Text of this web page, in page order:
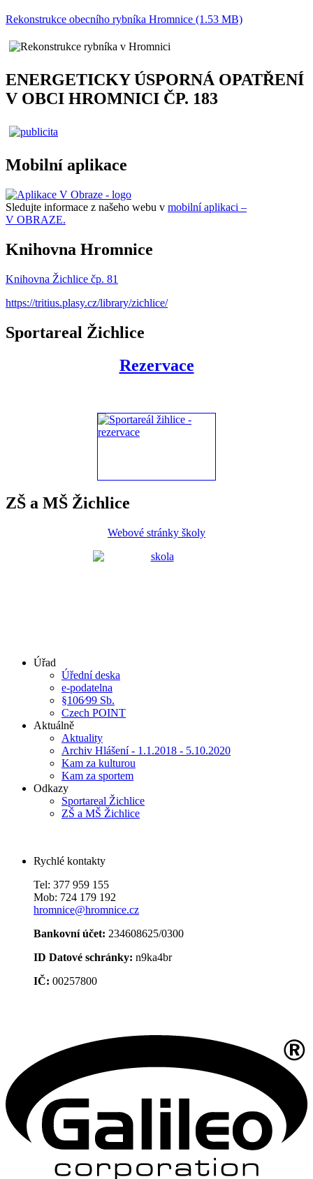
Rekonstrukce obecního rybníka Hromnice (1.53 MB)
ENERGETICKY ÚSPORNÁ OPATŘENÍ
V OBCI HROMNICI ČP. 183
Mobilní aplikace
Sledujte informace z našeho webu v mobilní aplikaci –
V OBRAZE.
Knihovna Hromnice
Knihovna Žichlice čp. 81
https://tritius.plasy.cz/library/zichlice/
Sportareal Žichlice
Rezervace
ZŠ a MŠ Žichlice
Webové stránky školy
Úřad
Úřední deska
e-podatelna
§106⁄99 Sb.
Czech POINT
Aktuálně
Aktuality
Archiv Hlášení - 1.1.2018 - 5.10.2020
Kam za kulturou
Kam za sportem
Odkazy
Sportareal Žichlice
ZŠ a MŠ Žichlice
Rychlé kontakty
Tel: 377 959 155
Mob: 724 179 192
hromnice@hromnice.cz
Bankovní účet: 234608625/0300
ID Datové schránky: n9ka4br
IČ: 00257800